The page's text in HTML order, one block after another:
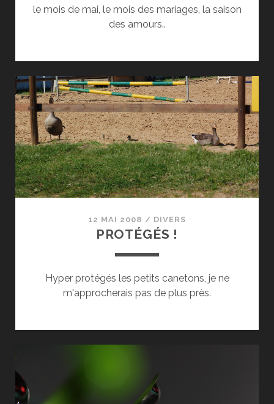
le mois de mai, le mois des mariages, la saison
des amours..
12 MAI 2008 / DIVERS
PROTÉGÉS !
Hyper protégés les petits canetons, je ne
m'approcherais pas de plus près.